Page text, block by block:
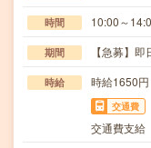
時間 10:00～
期間 【急募】
時給 時給1650円
交通費
交通費支給